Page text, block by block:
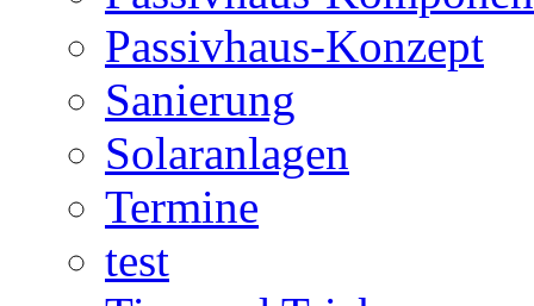
Passivhaus-Konzept
Sanierung
Solaranlagen
Termine
test